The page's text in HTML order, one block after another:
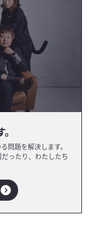
問題を解決します。
ったり、わたしたち